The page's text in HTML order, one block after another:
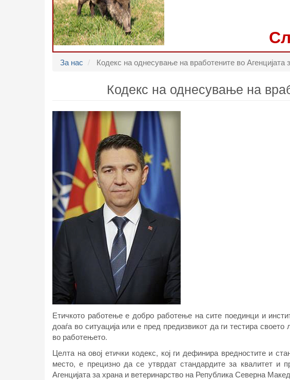
За нас Кодекс на однесување на вработените во Агенцијата
Кодекс на однесување на
Етичкото работење е добро работење на сите поединци и
доаѓа во ситуација или е пред предизвикот да ги тестира
во работењето.
Целта на овој етички кодекс, кој ги дефинира вредностите и
место, е прецизно да се утврдат стандардите за квалитет и
Агенцијата за храна и ветеринарство на Република Северна